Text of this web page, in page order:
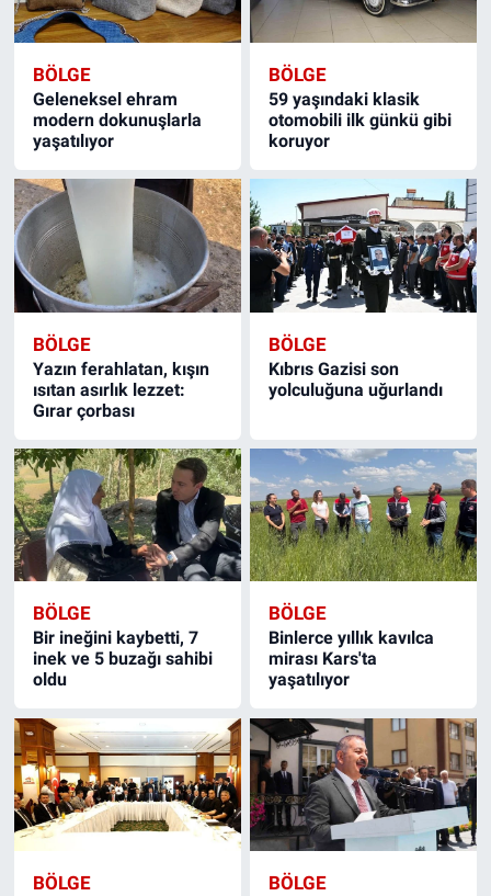
BÖLGE
Geleneksel ehram
modern dokunuşlarla
yaşatılıyor
BÖLGE
59 yaşındaki klasik
otomobili ilk günkü gibi
koruyor
BÖLGE
Yazın ferahlatan, kışın
ısıtan asırlık lezzet:
Gırar çorbası
BÖLGE
Kıbrıs Gazisi son
yolculuğuna uğurlandı
BÖLGE
Bir ineğini kaybetti, 7
inek ve 5 buzağı sahibi
oldu
BÖLGE
Binlerce yıllık kavılca
mirası Kars'ta
yaşatılıyor
BÖLGE BÖLGE